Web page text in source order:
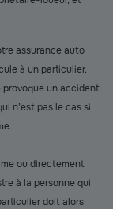
assurance auto
à un particulier.
provoque un accident
n’est pas le cas si
ou directement
à la personne qui
doit alors